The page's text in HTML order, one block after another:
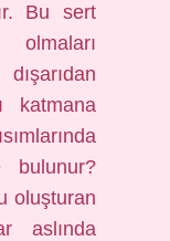
Bu sert
olmaları
katmana
bulunur?
oluşturan
aslında